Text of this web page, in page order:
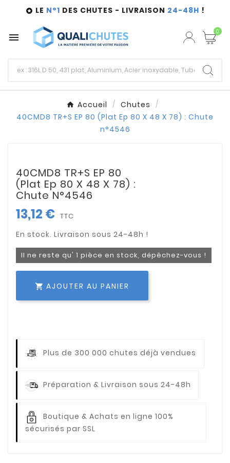
 LE N°1 DES CHUTES - LIVRAISON 24-48H !
 0
Accueil
Chutes
40CMD8 TR+S EP 80 (Plat Ep 80 X 48 X 78) : Chute
n°4546
40CMD8 TR+S EP 80
(Plat Ep 80 X 48 X 78) :
Chute N°4546
13,12 € TTC
Il ne reste qu' 1 pièce en stock, dépêchez-vous !
 AJOUTER AU PANIER
Plus de 300 000 chutes déjà vendues
Préparation & Livraison sous 24-48h
Boutique & Achats en ligne 100%
sécurisés par SSL